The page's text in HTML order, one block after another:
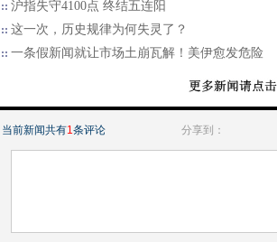
沪指失守4100点 终结五连阳
这一次，历史规律为何失灵了？
一条假新闻就让市场土崩瓦解！美伊愈发危险
当前新闻共有1条评论 分享到：